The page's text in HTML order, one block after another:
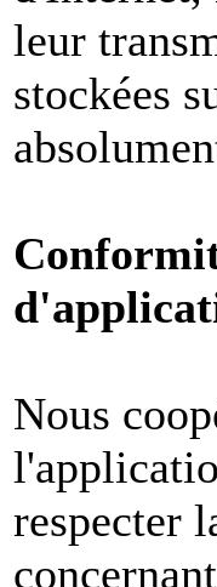
leur
stockées
Nous
respecter